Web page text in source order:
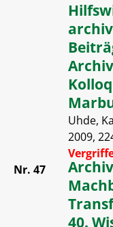
Uhde,
2009,
Nr. 47
40.